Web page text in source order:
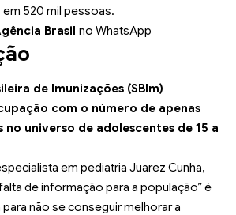
520 mil pessoas.
Brasil no WhatsApp
de Imunizações (SBIm)
com o número de apenas
no universo de adolescentes de 15 a
em pediatria Juarez Cunha,
de informação para a população” é
não se conseguir melhorar a